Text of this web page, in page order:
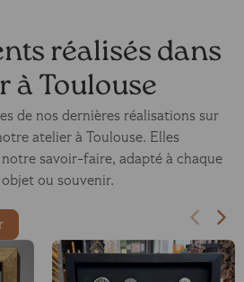
réalisés dans
à Toulouse
de nos dernières réalisations sur
atelier à Toulouse. Elles
savoir-faire, adapté à chaque
ou souvenir.